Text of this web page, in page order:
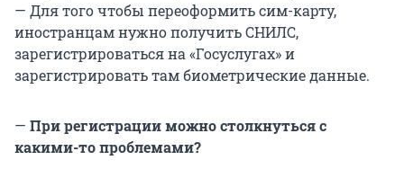
— Для того чтобы переоформить сим-карту,
иностранцам нужно получить СНИЛС,
зарегистрироваться на «Госуслугах» и
зарегистрировать там биометрические данные.
— При регистрации можно столкнуться с
какими-то проблемами?